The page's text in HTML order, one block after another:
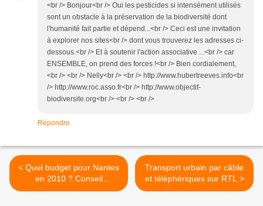
<br /> Bonjour<br /> Oui les pesticides si intensément utilisés
sont un obstacle à la préservation de la biodiversité dont
l'humanité fait partie et dépend...<br /> Ceci est une invitation
à explorer nos sites<br /> dont vous trouverez les adresses ci-
dessous.<br /> Et à soutenir l'action associative ...<br /> car
ENSEMBLE, on prend des forces !<br /> Bien cordialement,
<br /> <br /> Nelly<br /> <br /> http://www.hubertreeves.info<br
/> http://www.roc.asso.fr<br /> http://www.objectif-
biodiversite.org<br /> <br /> <br />
Répondre
< Quel budget pour Nantes
en 2010 ? Conseil
municipal de Nantes du 29
Transport urbain par câble
et téléphériques sur RTL >